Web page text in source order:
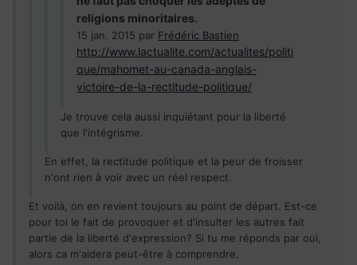
religions minoritaires.
15 jan. 2015 par Frédéric Bastien
http://www.lactualite.com/actualites/politi
que/mahomet-au-canada-anglais-
victoire-de-la-rectitude-politique/
Je trouve cela aussi inquiétant pour la liberté
que l'intégrisme.
En effet, la rectitude politique et la peur de froisser
n'ont rien à voir avec un réel respect.
Et voilà, on en revient toujours au point de départ. Est-ce
pour toi le fait de provoquer et d'insulter les autres fait
partie de la liberté d'expression? Si tu me réponds par oui,
alors ca m'aidera peut-être à comprendre.